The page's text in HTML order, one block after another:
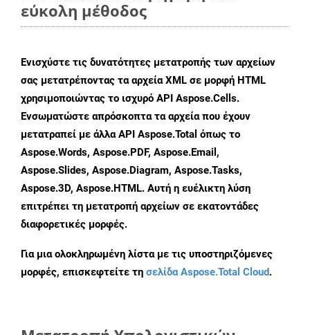
εύκολη μέθοδος
Ενισχύστε τις δυνατότητες μετατροπής των αρχείων
σας μετατρέποντας τα αρχεία XML σε μορφή HTML
χρησιμοποιώντας το ισχυρό API Aspose.Cells.
Ενσωματώστε απρόσκοπτα τα αρχεία που έχουν
μετατραπεί με άλλα API Aspose.Total όπως το
Aspose.Words, Aspose.PDF, Aspose.Email,
Aspose.Slides, Aspose.Diagram, Aspose.Tasks,
Aspose.3D, Aspose.HTML. Αυτή η ευέλικτη λύση
επιτρέπει τη μετατροπή αρχείων σε εκατοντάδες
διαφορετικές μορφές.
Για μια ολοκληρωμένη λίστα με τις υποστηριζόμενες
μορφές, επισκεφτείτε τη σελίδα Aspose.Total Cloud.